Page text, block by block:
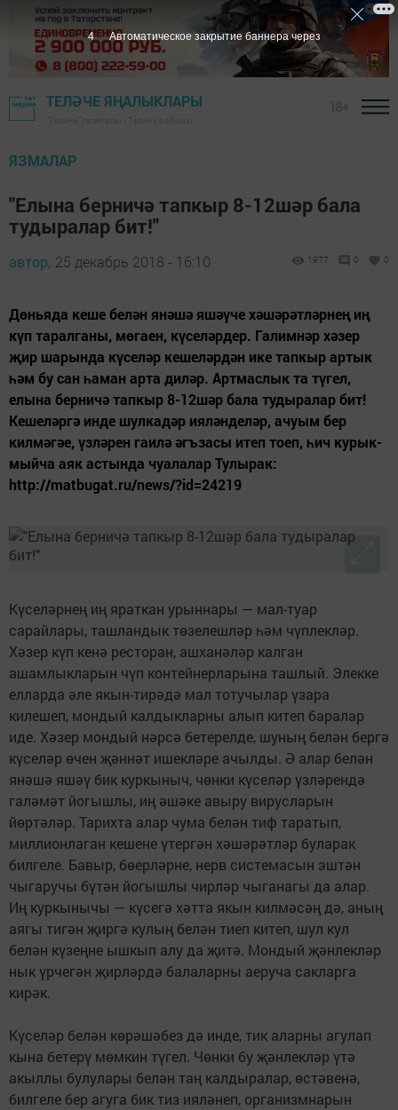
ТЕЛӘЧЕ ЯҢАЛЫКЛАРЫ
ЯЗМАЛАР
"Елына берничә тапкыр 8-12шәр бала
тудыралар бит!"
автор, 25 декабрь 2018 - 16:10 1977 0 0
Дөньяда кеше бе­лән янәшә яшәүче хәшәрәтләрнең иң
күп таралганы, мө­гаен, күселәрдер. Галимнәр хәзер
җир шарында күселәр кешеләрдән ике тапкыр артык
һәм бу сан һаман арта диләр. Артмаслык та түгел,
елына берничә тапкыр 8-12шәр бала тудыралар бит!
Кешеләргә ин­де шулкадәр ияләнделәр, ачуым бер
килмәгәе, үзләрен гаилә әгъзасы итеп тоеп, һич курык­
мыйча аяк астында чуалалар Тулырак:
http://matbugat.ru/news/?id=24219
Күселәрнең иң яраткан урыннары — мал-туар
сарайлары, ташландык төзелешләр һәм чүплекләр.
Хәзер күп кенә ресторан, ашханәләр калган
ашамлыкларын чүп контейнерларына ташлый. Элекке
елларда әле якын-тирәдә мал тотучылар үзара
килешеп, мондый калдыкларны алып китеп баралар
иде. Хәзер мондый нәрсә бетерелде, шуның белән бергә
күселәр өчен җәннәт ишекләре ачылды. Ә алар белән
янәшә яшәү бик куркыныч, чөнки күселәр үзләрендә
галәмәт йогышлы, иң әшәке авыру вирусларын
йөртәләр. Тарихта алар чума белән тиф таратып,
миллионлаган кешене үтергән хәшә­рәтләр буларак
билгеле. Бавыр, бөерләрне, нерв системасын эштән
чыгаручы бүтән йогышлы чирләр чыганагы да алар.
Иң куркынычы — күсегә хәтта якын килмәсәң дә, аның
аягы тигән җиргә кулың белән тиеп китеп, шул кул
белән күзеңне ышкып алу да җитә. Мондый җәнлекләр
нык үрчегән җирләрдә балаларны аеруча сакларга
кирәк.
Күселәр белән көрәшә­без дә инде, тик аларны агулап
кына бетерү мөмкин түгел. Чөнки бу җәнлекләр үтә
акыллы булулары белән таң калдыралар, өстәвенә,
билгеле бер агуга бик тиз ияләнеп, организмнарын
3 Автоматическое закрытие баннера через